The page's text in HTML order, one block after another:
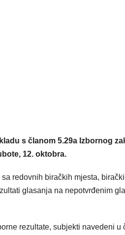
s članom 5.29a Izbornog
12. oktobra.
redovnih biračkih mjesta,
glasanja na nepotvrđenim
rezultate, subjekti navedeni u